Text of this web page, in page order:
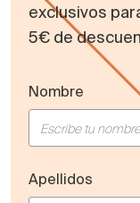
exclusivos
5€ de
Nombre
Apellidos